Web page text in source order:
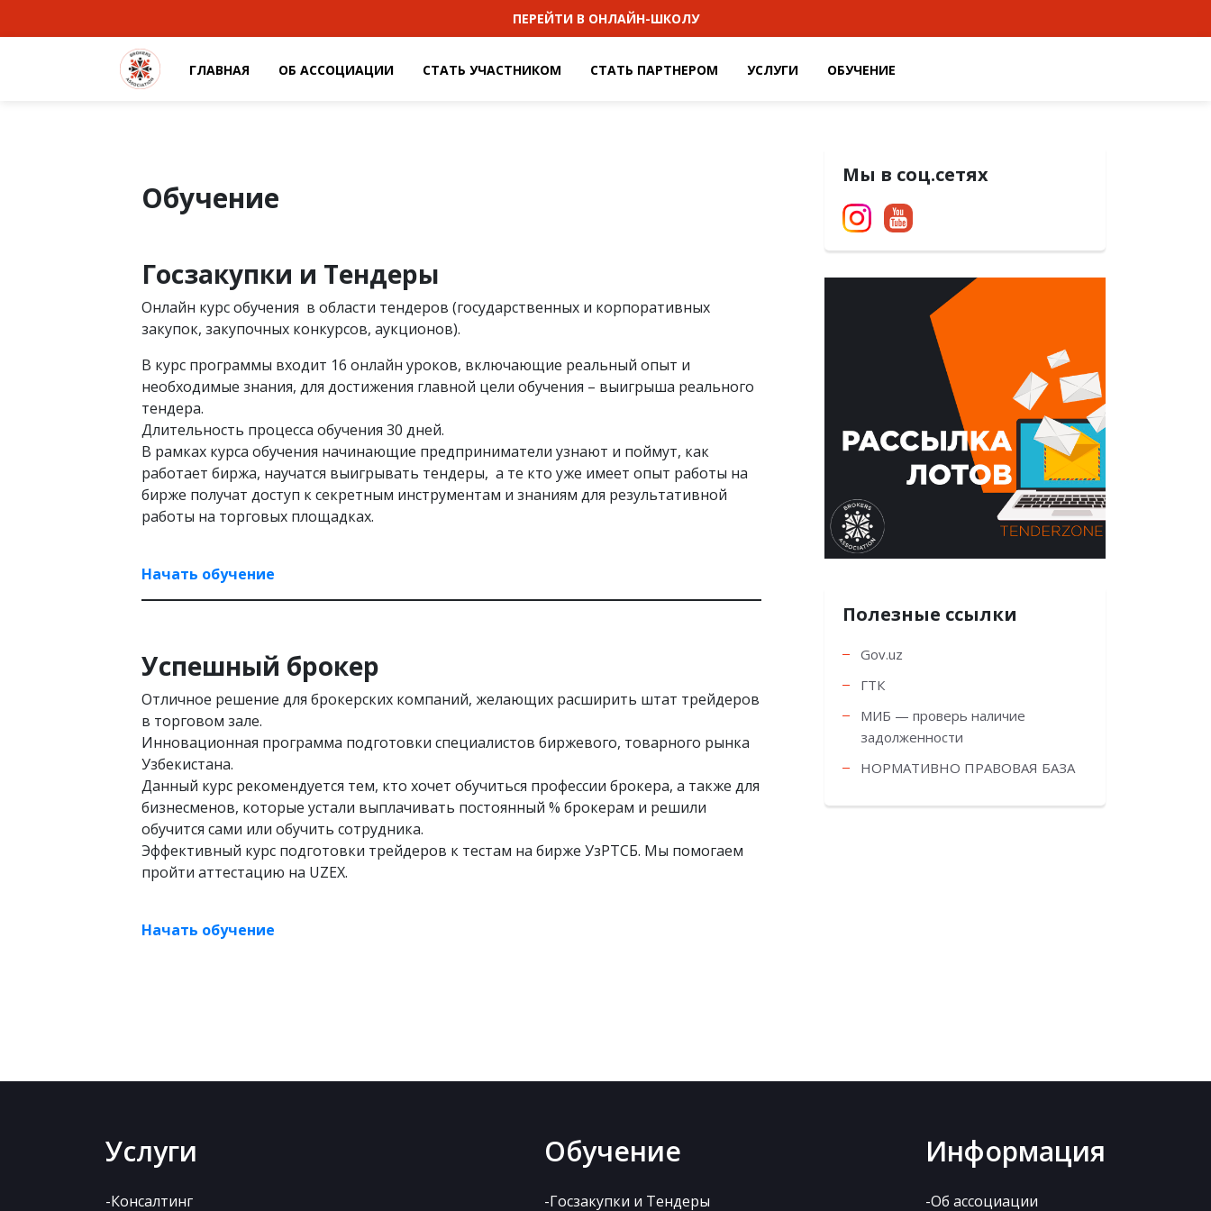
ПЕРЕЙТИ В ОНЛАЙН-ШКОЛУ
ГЛАВНАЯ ОБ АССОЦИАЦИИ СТАТЬ УЧАСТНИКОМ СТАТЬ ПАРТНЕРОМ УСЛУГИ ОБУЧЕНИЕ
Обучение
Госзакупки и Тендеры
Онлайн курс обучения в области тендеров (государственных и корпоративных
закупок, закупочных конкурсов, аукционов).
В курс программы входит 16 онлайн уроков, включающие реальный опыт и
необходимые знания, для достижения главной цели обучения – выигрыша реального
тендера.
Длительность процесса обучения 30 дней.
В рамках курса обучения начинающие предприниматели узнают и поймут, как
работает биржа, научатся выигрывать тендеры, а те кто уже имеет опыт работы на
бирже получат доступ к секретным инструментам и знаниям для результативной
работы на торговых площадках.
Начать обучение
Успешный брокер
Отличное решение для брокерских компаний, желающих расширить штат трейдеров
в торговом зале.
Инновационная программа подготовки специалистов биржевого, товарного рынка
Узбекистана.
Данный курс рекомендуется тем, кто хочет обучиться профессии брокера, а также для
бизнесменов, которые устали выплачивать постоянный % брокерам и решили
обучится сами или обучить сотрудника.
Эффективный курс подготовки трейдеров к тестам на бирже УзРТСБ. Мы помогаем
пройти аттестацию на UZEX.
Начать обучение
Мы в соц.сетях
Полезные ссылки
Gov.uz
ГТК
МИБ — проверь наличие
задолженности
НОРМАТИВНО ПРАВОВАЯ БАЗА
Услуги
-Консалтинг
Обучение
-Госзакупки и Тендеры
Информация
-Об ассоциации